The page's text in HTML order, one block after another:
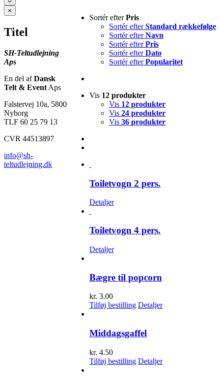
Sortér efterPris
Sortér efterStandard rækkefølge
Sortér efterNavn
Sortér efterPris
Sortér efterDato
Sortér efterPopularitet
Vis 12 produkter
Vis 12 produkter
Vis 24 produkter
Vis 36 produkter
Toiletvogn 2 pers.
Detaljer
Toiletvogn 4 pers.
Detaljer
Bægre til popcorn
kr. 3.00
Tilføj bestilling Detaljer
Middagsgaffel
kr. 4.50
Tilføj bestilling Detaljer
Close
product
view
×
Titel
SH-Teltudlejning
Aps
En del afDansk
Telt & Event Aps
Falstervej 10a, 5800
Nyborg
TLF 60 25 79 13
CVR 44513897
info@sh-
teltudlejning.dk